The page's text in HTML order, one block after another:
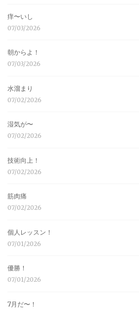
痒〜いし
07/03/2026
朝からよ！
07/03/2026
水溜まり
07/02/2026
湿気が〜
07/02/2026
技術向上！
07/02/2026
筋肉痛
07/02/2026
個人レッスン！
07/01/2026
優勝！
07/01/2026
7月だ〜！